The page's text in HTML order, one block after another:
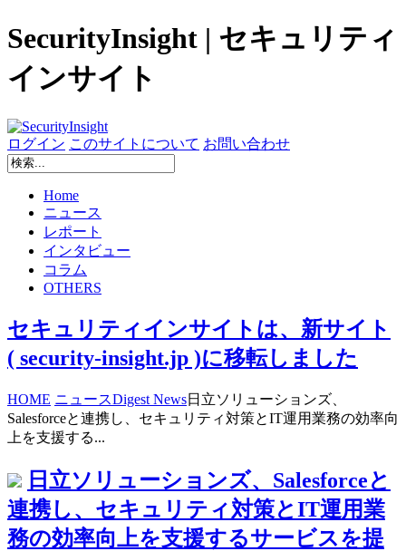
SecurityInsight | セキュリティ
インサイト
ログイン このサイトについて お問い合わせ
Home
ニュース
レポート
インタビュー
コラム
OTHERS
セキュリティインサイトは、新サイト
( security-insight.jp )に移転しました
HOME ニュースDigest News日立ソリューションズ、
Salesforceと連携し、セキュリティ対策とIT運用業務の効率向
上を支援する...
日立ソリューションズ、Salesforceと
連携し、セキュリティ対策とIT運用業
務の効率向上を支援するサービスを提